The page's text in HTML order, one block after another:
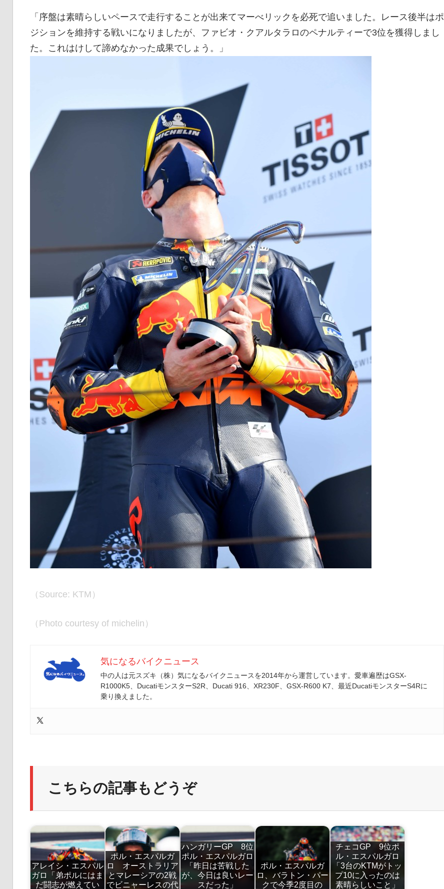
「序盤は素晴らしいペースで走行することが出来てマーべリックを必死で追いました。レース後半はポ
ジションを維持する戦いになりましたが、ファビオ・クアルタラロのペナルティーで3位を獲得しまし
た。これはけして諦めなかった成果でしょう。」
（Source: KTM）
（Photo courtesy of michelin）
気になるバイクニュース
中の人は元スズキ（株）気になるバイクニュースを2014年から運営しています。愛車遍歴はGSX-
R1000K5、DucatiモンスターS2R、Ducati 916、XR230F、GSX-R600 K7、最近DucatiモンスターS4Rに
乗り換えました。
こちらの記事もどうぞ
アレイシ・エスパル
ガロ「弟ポルにはま
だ闘志が燃えてい
ポル・エスパルガ
ロ オーストラリア
とマレーシアの2戦
でビニャーレスの代
ハンガリーGP 8位
ポル・エスパルガロ
「昨日は苦戦した
が、今日は良いレー
スだった」
ポル・エスパルガ
ロ、バラトン・パー
クで今季2度目の
チェコGP 9位ポ
ル・エスパルガロ
「3台のKTMがトッ
プ10に入ったのは
素晴らしいこと」